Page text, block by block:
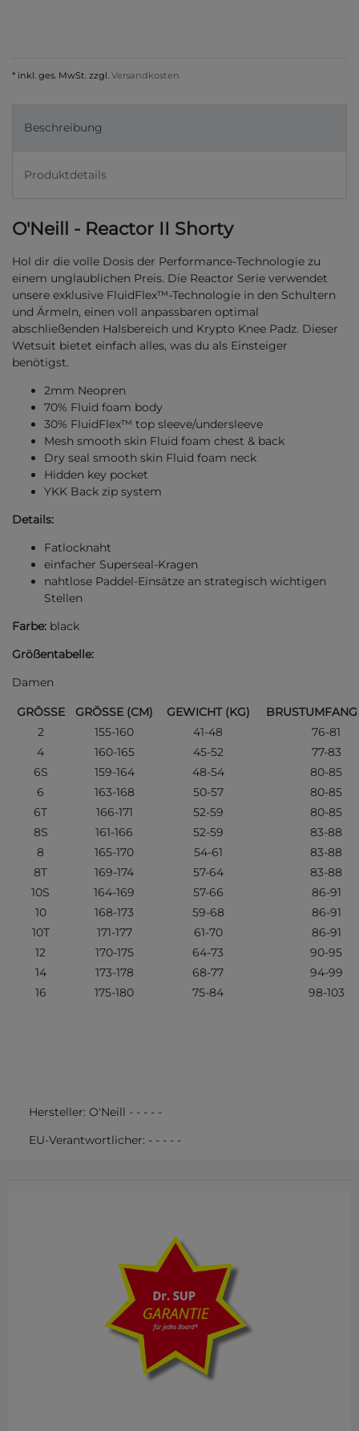
* inkl. ges. MwSt. zzgl. Versandkosten
Beschreibung
Produktdetails
O'Neill - Reactor II Shorty
Hol dir die volle Dosis der Performance-Technologie zu
einem unglaublichen Preis. Die Reactor Serie verwendet
unsere exklusive FluidFlex™-Technologie in den Schultern
und Ärmeln, einen voll anpassbaren optimal
abschließenden Halsbereich und Krypto Knee Padz. Dieser
Wetsuit bietet einfach alles, was du als Einsteiger
benötigst.
2mm Neopren
70% Fluid foam body
30% FluidFlex™ top sleeve/undersleeve
Mesh smooth skin Fluid foam chest & back
Dry seal smooth skin Fluid foam neck
Hidden key pocket
YKK Back zip system
Details:
Fatlocknaht
einfacher Superseal-Kragen
nahtlose Paddel-Einsätze an strategisch wichtigen
Stellen
Farbe: black
Größentabelle:
Damen
GRÖSSE GRÖSSE (CM) GEWICHT (KG)
2
155-160 41-48
76-81
4
160-165 45-52
77-83
6S
159-164 48-54
80-85
6
163-168 50-57
80-85
6T
166-171 52-59
80-85
8S
161-166 52-59
83-88
8
165-170 54-61
83-88
8T
169-174 57-64
83-88
10S
164-169 57-66
86-91
10
168-173 59-68
86-91
10T
171-177 61-70
86-91
12
170-175 64-73
90-95
14
173-178 68-77
94-99
16
175-180 75-84 98-103
Hersteller: O'Neill - - - - -
EU-Verantwortlicher: - - - - -